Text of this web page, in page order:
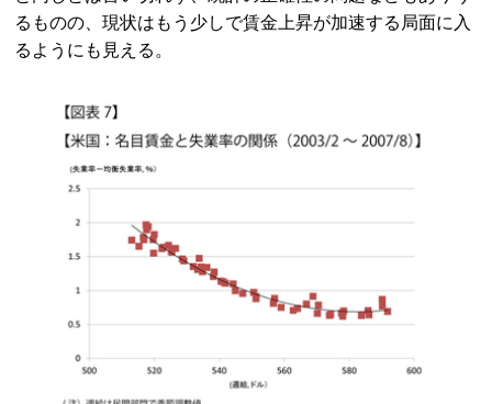
るものの、現状はもう少しで賃金上昇が加速する局面に入
るようにも見える。